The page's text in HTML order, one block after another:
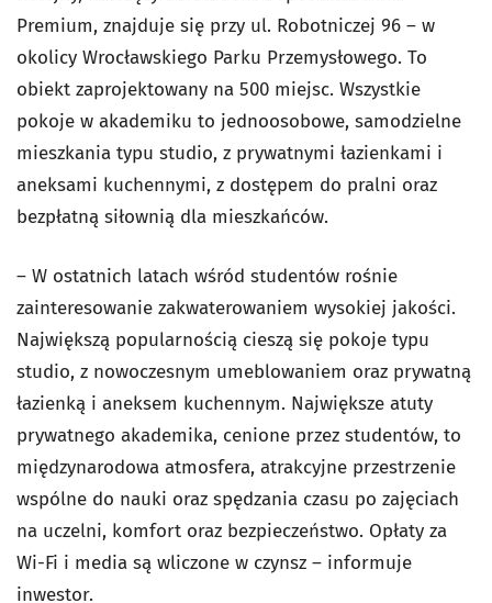
Premium, znajduje się przy ul. Robotniczej 96 – w
okolicy Wrocławskiego Parku Przemysłowego. To
obiekt zaprojektowany na 500 miejsc. Wszystkie
pokoje w akademiku to jednoosobowe, samodzielne
mieszkania typu studio, z prywatnymi łazienkami i
aneksami kuchennymi, z dostępem do pralni oraz
bezpłatną siłownią dla mieszkańców.
– W ostatnich latach wśród studentów rośnie
zainteresowanie zakwaterowaniem wysokiej jakości.
Największą popularnością cieszą się pokoje typu
studio, z nowoczesnym umeblowaniem oraz prywatną
łazienką i aneksem kuchennym. Największe atuty
prywatnego akademika, cenione przez studentów, to
międzynarodowa atmosfera, atrakcyjne przestrzenie
wspólne do nauki oraz spędzania czasu po zajęciach
na uczelni, komfort oraz bezpieczeństwo. Opłaty za
Wi-Fi i media są wliczone w czynsz – informuje
inwestor.